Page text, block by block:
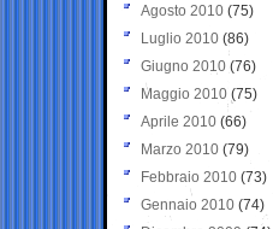
Agosto 2010 (75)
Luglio 2010 (86)
Giugno 2010 (76)
Maggio 2010 (75)
Aprile 2010 (66)
Marzo 2010 (79)
Febbraio 2010 (73)
Gennaio 2010 (74)